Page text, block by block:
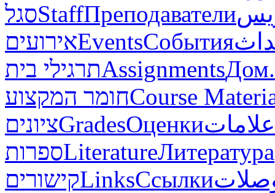
סגלStaffПреподаватели
אירועיםEventsСобытия
תרגילי ביתAssignmentsДом.
חומר המקצועCourse
ציוניםGradesОценкиعلامات
ספרותLiteratureЛитература
קישוריםLinksСсылки